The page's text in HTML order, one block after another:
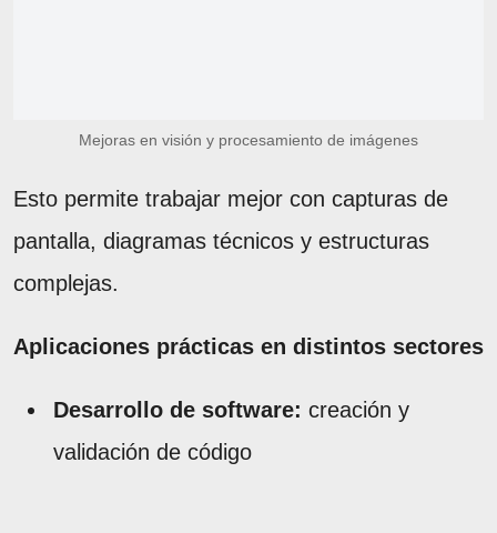
Mejoras en visión y procesamiento de imágenes
Esto permite trabajar mejor con capturas de
pantalla, diagramas técnicos y estructuras
complejas.
Aplicaciones prácticas en distintos sectores
Desarrollo de software: creación y
validación de código